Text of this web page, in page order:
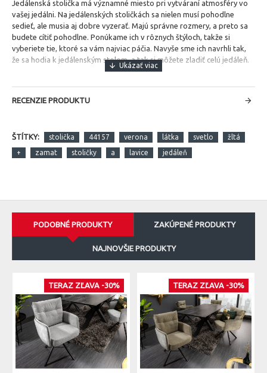
Jedálenská stolička má významné miesto pri vytváraní atmosféry vo
vašej jedálni. Na jedálenských stoličkách sa nielen musí pohodlne
sedieť, ale musia aj dobre vyzerať. Majú správne rozmery, a preto sa
budete cítiť pohodlne. Ponúkame ich v rôznych štýloch, takže si
vyberiete tie, ktoré sa vám najviac páčia. Navyše sme ich navrhli tak,
že sa hodia k jedálenským stolom, a tak si môžete zladiť celú jedáleň.
RECENZIE PRODUKTU
ŠTÍTKY: stolička 44157 verona látka svetlo žltá
+ zamat stoličky a lavice jedáleň
PODOBNÉ PRODUKTY ZAKÚPENÉ PRODUKTY
NAJNOVŠIE PRODUKTY
TERAZ ZĽAVA -30% TERAZ ZĽAVA -30%